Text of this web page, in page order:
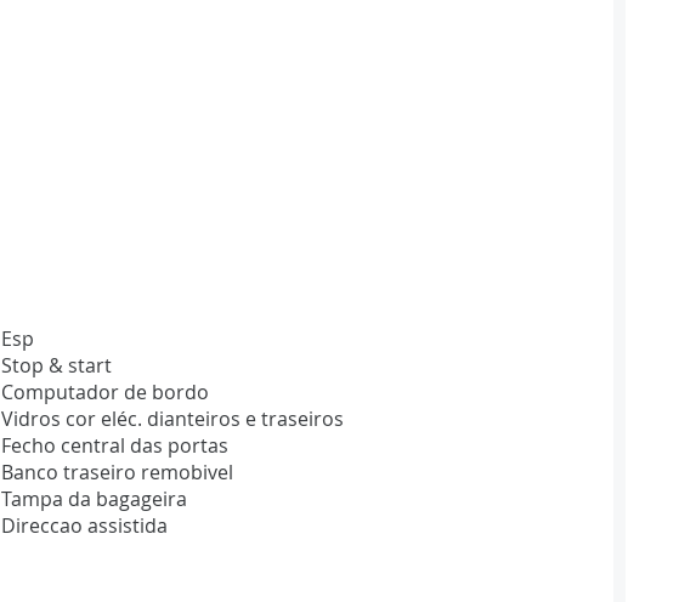
Esp
Stop & start
Computador de bordo
Vidros cor eléc. dianteiros e traseiros
Fecho central das portas
Banco traseiro remobivel
Tampa da bagageira
Direccao assistida